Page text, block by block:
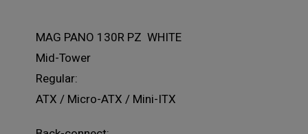
MAG PANO 130R PZ WHITE
Mid-Tower
Regular:
ATX / Micro-ATX / Mini-ITX